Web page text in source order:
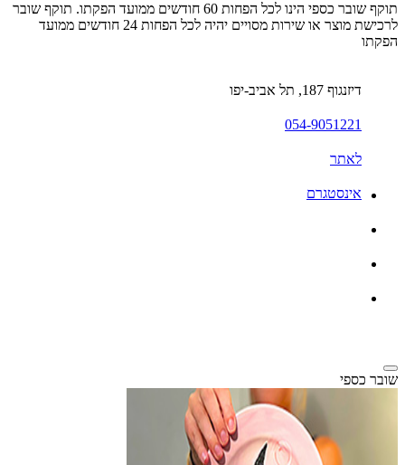
תוקף שובר כספי הינו לכל הפחות 60 חודשים ממועד הפקתו. תוקף שובר
לרכישת מוצר או שירות מסויים יהיה לכל הפחות 24 חודשים ממועד
הפקתו
דיזנגוף 187, תל אביב-יפו
054-9051221
לאתר
אינסטגרם
שובר כספי